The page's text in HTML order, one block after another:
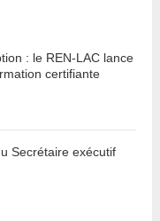
: le REN-LAC lance
certifiante
Secrétaire exécutif